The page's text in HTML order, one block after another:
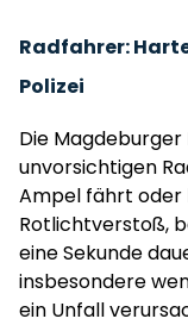
Radfahrer:
Polizei
Die
unvorsichtigen
Ampel fährt oder
Rotlichtverstoß,
eine Sekunde
insbesondere
ein Unfall